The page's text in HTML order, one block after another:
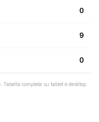
0
9
0
completa su tablet e desktop.